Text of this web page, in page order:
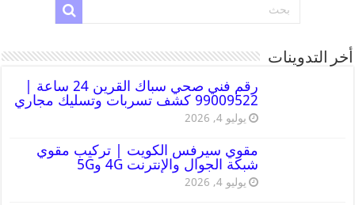
أخر التدوينات
رقم فني صحي سباك القرين 24 ساعة |
99009522 كشف تسربات وتسليك مجاري
يوليو 4, 2026
مقوي سيرفس الكويت | تركيب مقوي
شبكة الجوال والإنترنت 4G و5G
يوليو 4, 2026